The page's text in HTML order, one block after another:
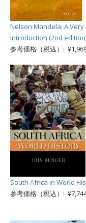
Nelson Mandela: A Very
Introduction (2nd
参考価格（税込）:
South Africa in World
参考価格（税込）: